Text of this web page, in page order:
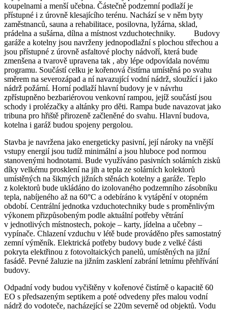
koupelnami a menší učebna. Částečně podzemní podlaží je
přístupné i z úrovně klesajícího terénu. Nachází se v něm byty
zaměstnanců, sauna a rehabilitace, posilovna, lyžárna, sklad,
prádelna a sušárna, dílna a místnost vzduchotechniky. Budovy
garáže a kotelny jsou navrženy jednopodlažní s plochou střechou a
jsou přístupné z úrovně asfaltové plochy nádvoří, která bude
zmenšena a tvarově upravena tak , aby lépe odpovídala novému
programu. Součástí celku je kořenová čistírna umístěná po svahu
směrem na severozápad a ní navazující vodní nádrž, sloužící i jako
nádrž požární. Horní podlaží hlavní budovy je v návrhu
zpřístupněno bezbariérovou venkovní rampou, jejíž součástí jsou
schody i prolézačky a altánky pro děti. Rampa bude navazovat jako
tribuna pro hřiště přirozeně začleněné do svahu. Hlavní budova,
kotelna i garáž budou spojeny pergolou.
Stavba je navržena jako energeticky pasivní, její nároky na vnější
vstupy energií jsou tudíž minimální a jsou hluboce pod normou
stanovenými hodnotami. Bude využíváno pasivních solárních zisků
díky velkému prosklení na jih a tepla ze solárních kolektorů
umístěných na šikmých jižních stěnách kotelny a garáže. Teplo
z kolektorů bude ukládáno do izolovaného podzemního zásobníku
tepla, nabíjeného až na 60°C a odebíráno k vytápění v otopném
období. Centrální jednotka vzduchotechniky bude s proměnlivým
výkonem přizpůsobeným podle aktuální potřeby větrání
v jednotlivých místnostech, pokoje – karty, jídelna a učebny –
vypínače. Chlazení vzduchu v létě bude prováděno přes samostatný
zemní výměník. Elektrická potřeby budovy bude z velké části
pokryta elektřinou z fotovoltaických panelů, umístěných na jižní
fasádě. Pevné žaluzie na jižním zasklení zabrání letnímu přehřívání
budovy.
Odpadní vody budou vyčištěny v kořenové čistírně o kapacitě 60
EO s předsazeným septikem a poté odvedeny přes malou vodní
nádrž do vodoteče, nacházející se 220m severně od objektů. Vodu